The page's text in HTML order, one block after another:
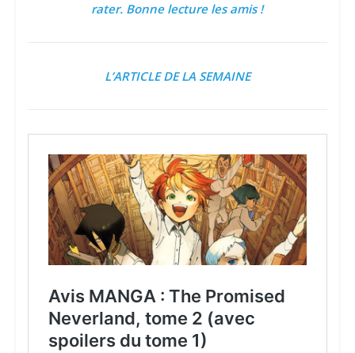
rater. Bonne lecture les amis !
L’ARTICLE DE LA SEMAINE